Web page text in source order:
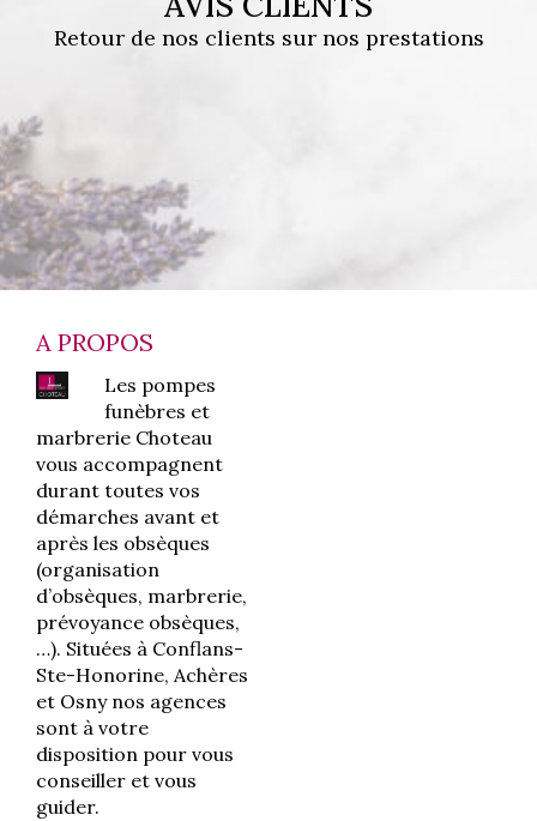
Retour de nos clients sur nos prestations
A PROPOS
Les pompes
funèbres et
marbrerie Choteau
vous accompagnent
durant toutes vos
démarches avant et
après les obsèques
(organisation
d’obsèques, marbrerie,
prévoyance obsèques,
…). Situées à Conflans-
Ste-Honorine, Achères
et Osny nos agences
sont à votre
disposition pour vous
conseiller et vous
guider.